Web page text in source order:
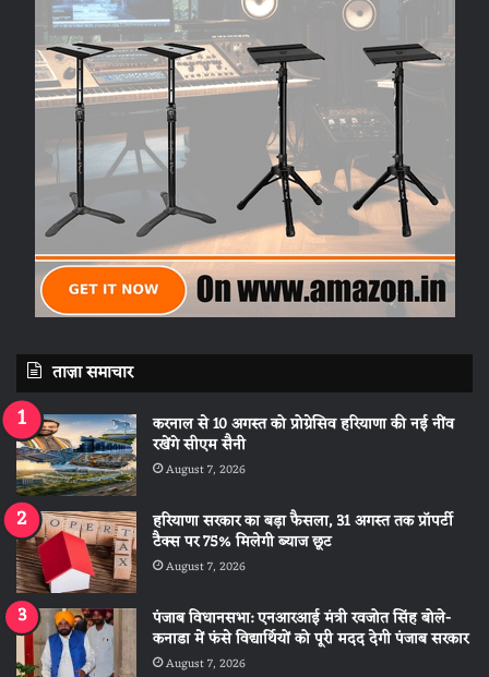
ताज़ा समाचार
करनाल से 10 अगस्त को प्रोग्रेसिव हरियाणा की नई नींव
रखेंगे सीएम सैनी
August 7, 2026
हरियाणा सरकार का बड़ा फैसला, 31 अगस्त तक प्रॉपर्टी
टैक्स पर 75% मिलेगी ब्याज छूट
August 7, 2026
पंजाब विधानसभा: एनआरआई मंत्री रवजोत सिंह बोले-
कनाडा में फंसे विद्यार्थियों को पूरी मदद देगी पंजाब सरकार
August 7, 2026